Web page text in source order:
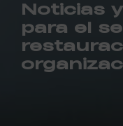
Noticias
para el